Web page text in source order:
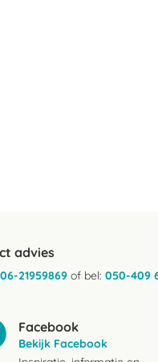
advies
06-21959869 of bel: 050-409
Facebook
Bekijk Facebook